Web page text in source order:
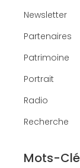
Newsletter
Partenaires
Patrimoine
Portrait
Radio
Recherche
Mots-